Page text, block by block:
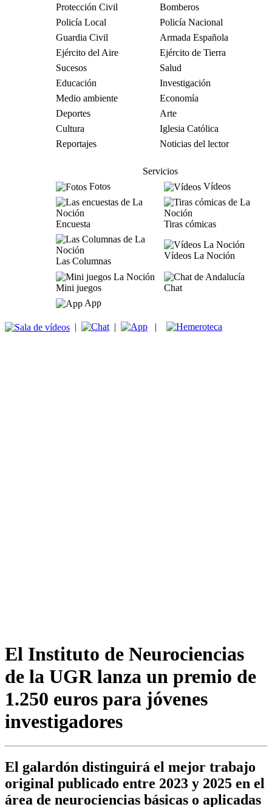
Protección Civil
Bomberos
Policía Local
Policía Nacional
Guardia Civil
Armada Española
Ejército del Aire
Ejército de Tierra
Sucesos
Salud
Educación
Investigación
Medio ambiente
Economía
Deportes
Arte
Cultura
Iglesia Católica
Reportajes
Noticias del lector
Servicios
Fotos
Vídeos
Encuesta Tiras cómicas
Las Columnas
Vídeos La Noción
Mini juegos
Chat
App
| | |
El Instituto de Neurociencias
de la UGR lanza un premio de
1.250 euros para jóvenes
investigadores
El galardón distinguirá el mejor trabajo
original publicado entre 2023 y 2025 en el
área de neurociencias básicas o aplicadas